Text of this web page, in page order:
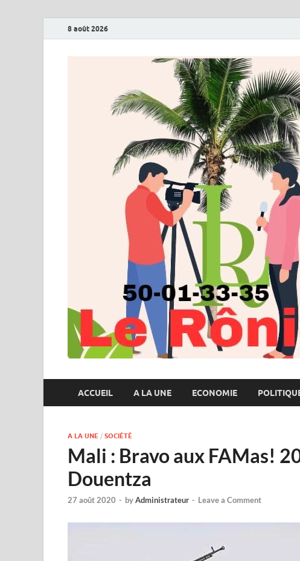
8 août 2026
ACCUEIL A LA UNE ECONOMIE
A LA UNE / SOCIÉTÉ
Mali : Bravo aux FAMas!
Douentza
27 août 2020 - byAdministrateur - Leave a Comment